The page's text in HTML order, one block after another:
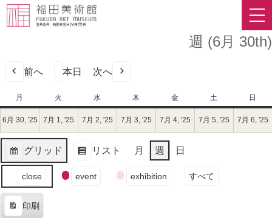
週 (6月 30th)
前へ 本日 次へ
月
曜
日
火
曜
日
水
曜
日
木
曜
日
金
曜
日
土
曜
日
日
曜
日
6月 30, '25 2025
年
月
30
日
（月）
7月 1, '25 2025
年
月
日
7月 2, '25 2025
年
月
日
7月 3, '25 2025
年
7
月
日
7月 4, '25 2025
年
日
7月 5, '25 2025
年
7月 6, '25
グリッド
表
リスト
表
月 週 日
ン
close event exhibition すべて
印刷